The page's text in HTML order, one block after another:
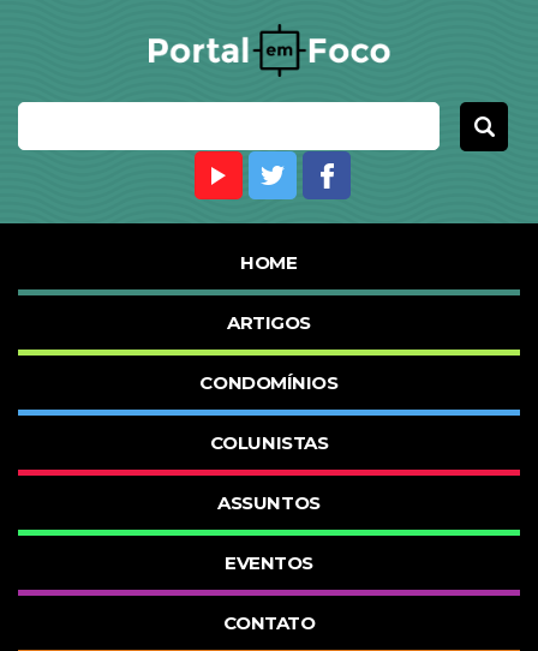
HOME
ARTIGOS
CONDOMÍNIOS
COLUNISTAS
ASSUNTOS
EVENTOS
CONTATO